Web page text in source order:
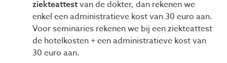
ziekteattest van de dokter, dan rekenen we
enkel een administratieve kost van30 euro aan.
Voor seminaries rekenen we bij een ziekteattest
de hotelkosten + een administratieve kost van
30 euro aan.